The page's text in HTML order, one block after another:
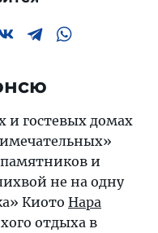
и гостевых домах
и
не на одну
Киото Нара
отдыха в